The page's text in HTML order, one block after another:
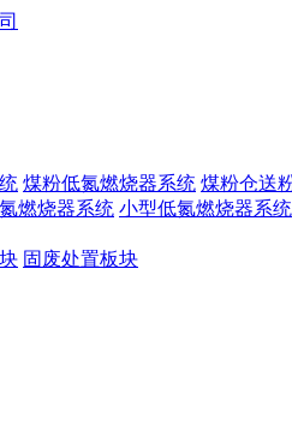
煤粉低氮燃烧器系统 煤粉仓送
燃烧器系统 小型低氮燃烧器系统
固废处置板块